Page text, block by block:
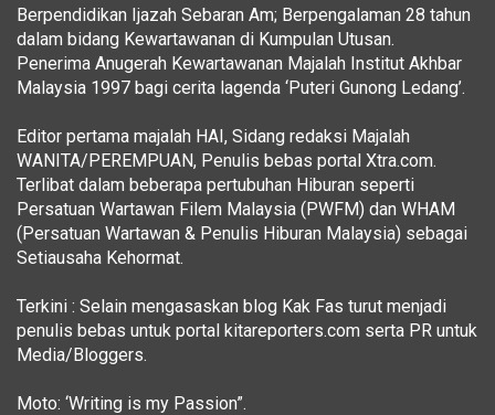
Berpendidikan Ijazah Sebaran Am; Berpengalaman 28 tahun
dalam bidang Kewartawanan di Kumpulan Utusan.
Penerima Anugerah Kewartawanan Majalah Institut Akhbar
Malaysia 1997 bagi cerita lagenda ‘Puteri Gunong Ledang’.
Editor pertama majalah HAI, Sidang redaksi Majalah
WANITA/PEREMPUAN, Penulis bebas portal Xtra.com.
Terlibat dalam beberapa pertubuhan Hiburan seperti
Persatuan Wartawan Filem Malaysia (PWFM) dan WHAM
(Persatuan Wartawan & Penulis Hiburan Malaysia) sebagai
Setiausaha Kehormat.
Terkini : Selain mengasaskan blog Kak Fas turut menjadi
penulis bebas untuk portal kitareporters.com serta PR untuk
Media/Bloggers.
Moto: ‘Writing is my Passion”.